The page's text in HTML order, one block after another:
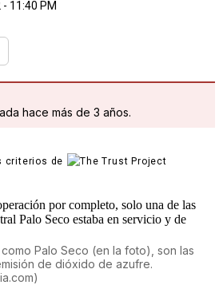
11:40 PM
hace más de 3 años.
criterios de
Palo Seco (en la foto), son las
de dióxido de azufre.
)